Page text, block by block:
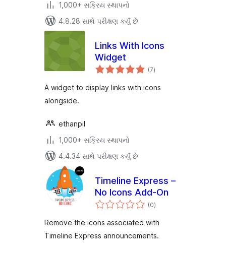
1,000+ સક્રિય સ્થાપનો
4.8.28 સાથે પરીક્ષણ કર્યું છે
Links With Icons
Widget
(7કુલ
રેટિંગ્સ
)
A widget to display links with icons
alongside.
ethanpil
1,000+ સક્રિય સ્થાપનો
4.4.34 સાથે પરીક્ષણ કર્યું છે
Timeline Express –
No Icons Add-On
(0કુલ
રેટિંગ્સ
)
Remove the icons associated with
Timeline Express announcements.